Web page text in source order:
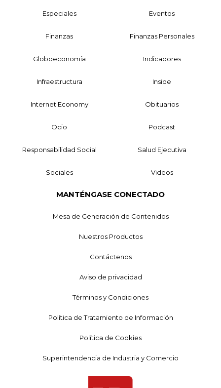
Especiales Eventos
Finanzas Finanzas Personales
Globoeconomía Indicadores
Infraestructura Inside
Internet Economy Obituarios
Ocio Podcast
Responsabilidad Social Salud Ejecutiva
Sociales Videos
MANTÉNGASE CONECTADO
Mesa de Generación de Contenidos
Nuestros Productos
Contáctenos
Aviso de privacidad
Términos y Condiciones
Política de Tratamiento de Información
Política de Cookies
Superintendencia de Industria y Comercio